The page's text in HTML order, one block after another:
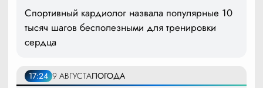
Спортивный кардиолог назвала популярные 10
тысяч шагов бесполезными для тренировки
сердца
17:24 9 АВГУСТАПОГОДА